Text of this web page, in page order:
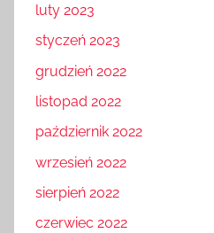
luty 2023
styczeń 2023
grudzień 2022
listopad 2022
październik 2022
wrzesień 2022
sierpień 2022
czerwiec 2022